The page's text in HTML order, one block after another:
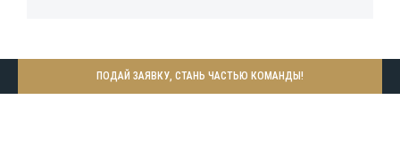
ПОДАЙ ЗАЯВКУ, СТАНЬ ЧАСТЬЮ КОМАНДЫ!